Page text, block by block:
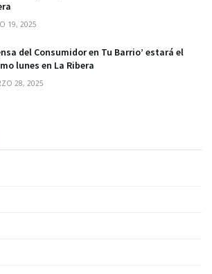
19, 2025
del Consumidor en Tu Barrio’ estará el
lunes en La Ribera
28, 2025